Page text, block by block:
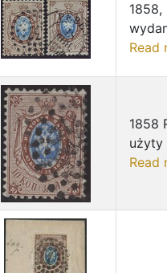
Read
1858
użyty
Read